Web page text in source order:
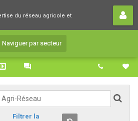
du réseau agricole et
du réseau agricole et
Naviguer par secteur
Filtrer la